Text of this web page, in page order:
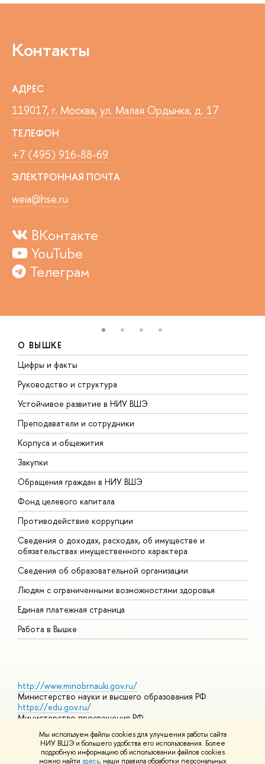
Мы используем файлы cookies для улучшения работы сайта
НИУ ВШЭ и большего удобства его использования. Более
подробную информацию об использовании файлов cookies
можно найти здесь, наши правила обработки персональных
Контакты
АДРЕС
119017, г. Москва, ул. Малая Ордынка, д. 17
ТЕЛЕФОН
+7 (495) 916-88-69
ЭЛЕКТРОННАЯ ПОЧТА
weia@hse.ru
ВКонтакте
YouTube
Телеграм
О ВЫШКЕ
Цифры и факты
Руководство и структура
Устойчивое развитие в НИУ ВШЭ
Преподаватели и сотрудники
Корпуса и общежития
Закупки
Обращения граждан в НИУ ВШЭ
Фонд целевого капитала
Противодействие коррупции
Сведения о доходах, расходах, об имуществе и
обязательствах имущественного характера
Сведения об образовательной организации
Людям с ограниченными возможностями здоровья
Единая платежная страница
Работа в Вышке
http://www.minobrnauki.gov.ru/
Министерство науки и высшего образования РФ
https://edu.gov.ru/
Министерство просвещения РФ
https://elearning.hse.ru/mooc
Массовые открытые онлайн-курсы